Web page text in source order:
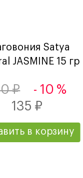
Satya
JASMINE 15 гр
₽
- 10 %
135 ₽
в корзину